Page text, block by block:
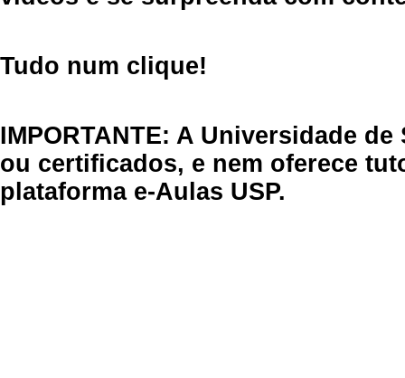
Tudo num clique!
IMPORTANTE: A Universidade
ou certificados, e nem oferece
plataforma e-Aulas USP.